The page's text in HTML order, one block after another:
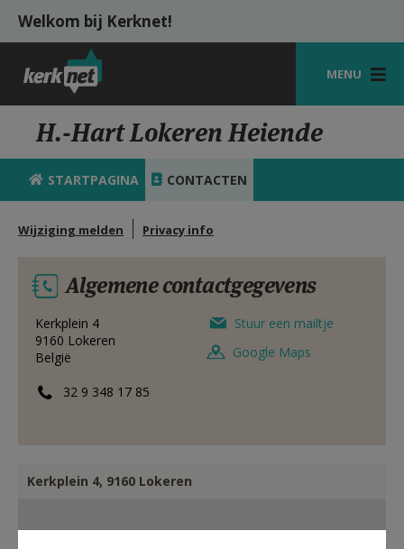
Overslaan en naar de inhoud gaan
Welkom bij Kerknet!
MENU
STARTPAGINA
KERK
VIERINGEN
SHOP
ZOEKEN
HULP
MIJN PAROCHIE
AANMELDEN OF REGISTREREN
H.-Hart Lokeren Heiende
STARTPAGINA CONTACTEN
Wijziging melden Privacy info
Algemene contactgegevens
Kerkplein 4
9160 Lokeren
België
32 9 348 17 85
Stuur een mailtje
Google Maps
Kerkplein 4, 9160 Lokeren